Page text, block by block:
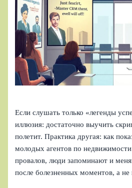
Если слушать только «легенды
иллюзия: достаточно выучить
полетит. Практика другая: как
молодых агентов по
провалов, люди запоминают и
после болезненных моментов, а не